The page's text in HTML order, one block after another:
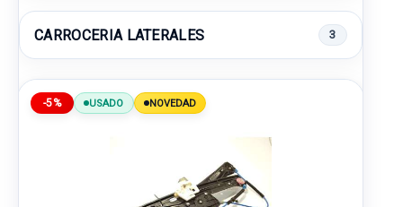
CARROCERIA LATERALES 3
-5% USADO NOVEDAD